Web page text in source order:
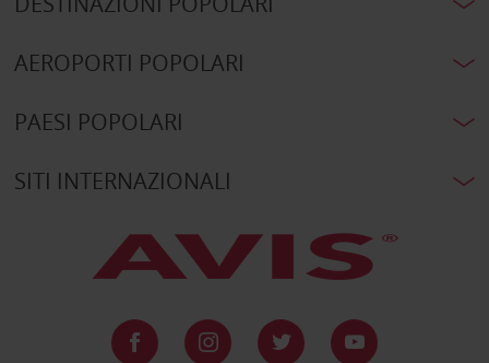
AEROPORTI POPOLARI
PAESI POPOLARI
SITI INTERNAZIONALI